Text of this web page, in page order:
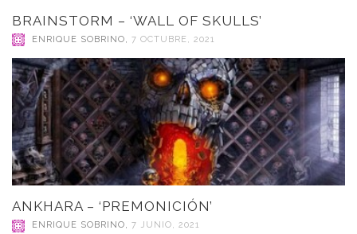
BRAINSTORM – ‘WALL OF SKULLS’
ENRIQUE SOBRINO, 7 OCTUBRE, 2021
ANKHARA – ‘PREMONICIÓN’
ENRIQUE SOBRINO, 7 JUNIO, 2021